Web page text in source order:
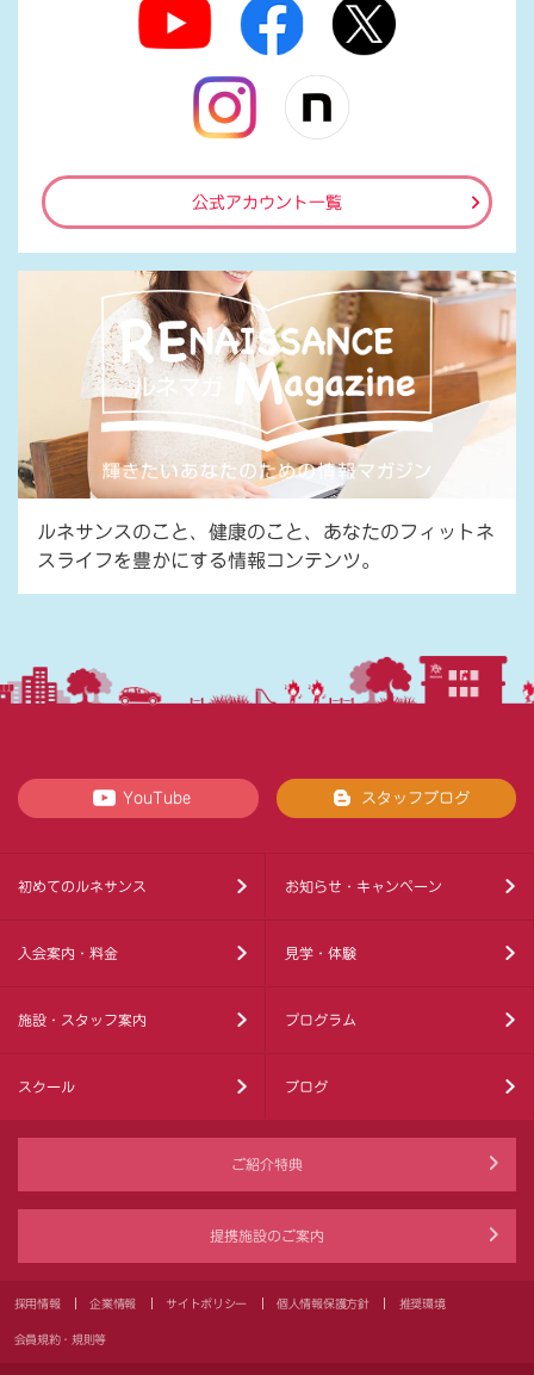
公式アカウント一覧
ルネサンスのこと、健康のこと、あなたのフィットネ
スライフを豊かにする情報コンテンツ。
YouTube スタッフブログ
初めてのルネサンス お知らせ・キャンペーン
入会案内・料金 見学・体験
施設・スタッフ案内 プログラム
スクール ブログ
ご紹介特典
提携施設のご案内
採用情報 企業情報 サイトポリシー 個人情報保護方針 推奨環境
会員規約・規則等